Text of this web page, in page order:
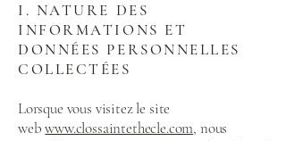
I. NATURE DES
INFORMATIONS ET
DONNÉES PERSONNELLES
COLLECTÉES
Lorsque vous visitez le site
webwww.clossaintethecle.com, nous